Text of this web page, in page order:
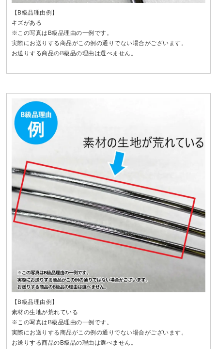
【B級品理由例】
キズがある
※この写真はB級品理由の一例です。
実際にお送りする商品がこの例の通りでない場合がございます。
お送りする商品のB級品の理由は選べません。
【B級品理由例】
素材の生地が荒れている
※この写真はB級品理由の一例です。
実際にお送りする商品がこの例の通りでない場合がございます。
お送りする商品のB級品の理由は選べません。